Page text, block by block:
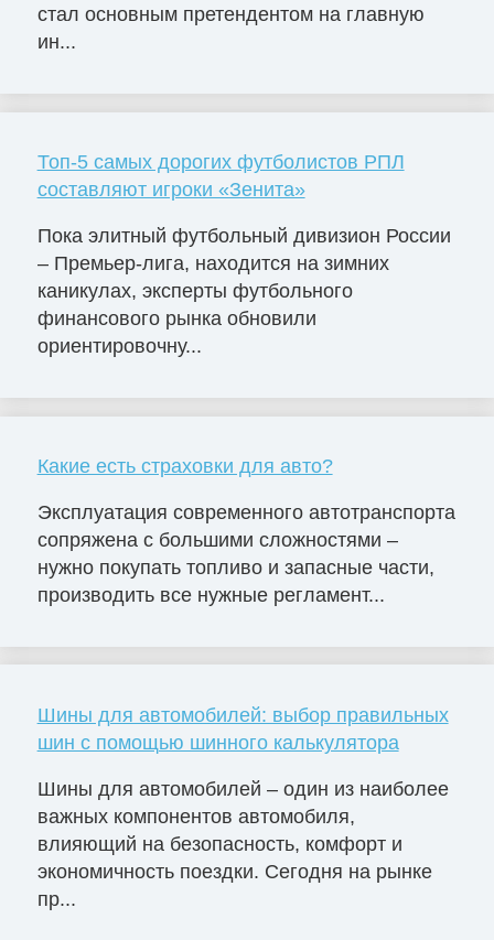
стал основным претендентом на главную
ин...
Топ-5 самых дорогих футболистов РПЛ
составляют игроки «Зенита»
Пока элитный футбольный дивизион России
– Премьер-лига, находится на зимних
каникулах, эксперты футбольного
финансового рынка обновили
ориентировочну...
Какие есть страховки для авто?
Эксплуатация современного автотранспорта
сопряжена с большими сложностями –
нужно покупать топливо и запасные части,
производить все нужные регламент...
Шины для автомобилей: выбор правильных
шин с помощью шинного калькулятора
Шины для автомобилей – один из наиболее
важных компонентов автомобиля,
влияющий на безопасность, комфорт и
экономичность поездки. Сегодня на рынке
пр...